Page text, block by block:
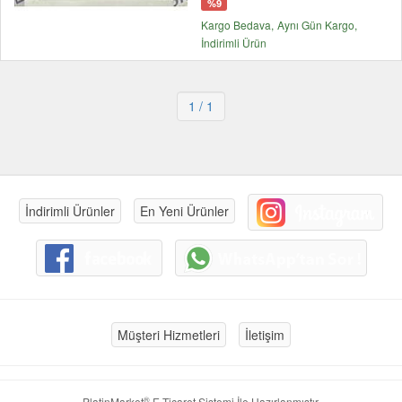
Kargo Bedava Aynı Gün Kargo
İndirimli Ürün
1 / 1
İndirimli Ürünler En Yeni Ürünler
Müşteri Hizmetleri İletişim
®